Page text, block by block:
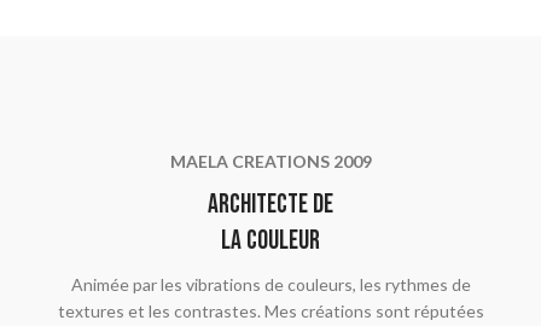
MAELA CREATIONS 2009
Architecte de
la couleur
Animée par les vibrations de couleurs, les rythmes de
textures et les contrastes. Mes créations sont réputées